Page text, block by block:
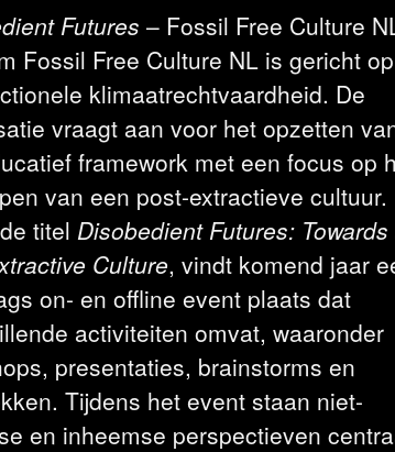
Futures – Fossil Free Culture
Fossil Free Culture NL is gericht op
klimaatrechtvaardheid. De
vraagt aan voor het opzetten
framework met een focus op
van een post-extractieve cultuur.
titel Disobedient Futures: Towards
Culture, vindt komend jaar
on- en offline event plaats dat
activiteiten omvat, waaronder
presentaties, brainstorms en
Tijdens het event staan niet-
en inheemse perspectieven